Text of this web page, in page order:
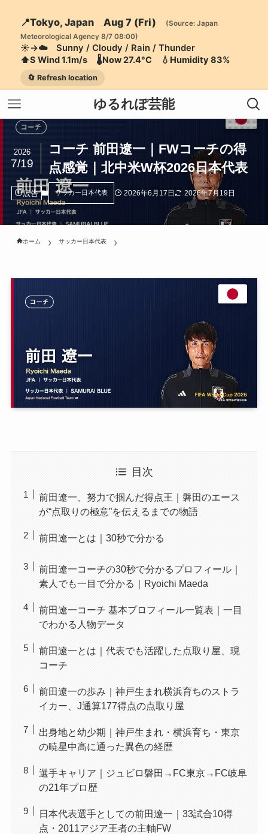
📍Tokyo, Japan Aug 7 (Fri)
(Source: Japan
Meteorological Agency 8/7 08:00)
☀️→☁️ Sunny / Cloudy / Rain / Thunder
⬆️S Wind 1.1m/s 🌡️Now 27.4°C 💧Humidity 83%
🔄 Refresh location
ゆるれぽ芸能
コーチ 前田遼一｜FWコーチの得
点感覚｜北中米W杯2026日本代表
2026
7/19
広告 サッカー日本代表 2026年6月17日 2026年7月19日
ホーム サッカー日本代表
目次
前田遼一、努力で掴んだ得点王｜磐田のエース
が“点取りの極意”を伝えるまでの物語
前田遼一とは｜30秒で分かる
前田遼一コーチの30秒で分かるプロフィール｜
素人でも一目で分かる｜Ryoichi Maeda
前田遼一コーチ 基本プロフィール一覧表｜一目
でわかる人物データ
前田遼一とは｜代表でも活躍した点取り屋、現
コーチ
前田遼一の歩み｜神戸生まれ横浜育ちのストラ
イカー、J通算177得点の点取り屋
出身地と幼少期｜神戸生まれ・横浜育ち・東京
の暁星中高に通った異色の経歴
選手キャリア｜ジュビロ磐田→FC東京→FC岐阜
の21年プロ歴
日本代表選手としての前田遼一｜33試合10得
点・2011アジア王者の主軸FW